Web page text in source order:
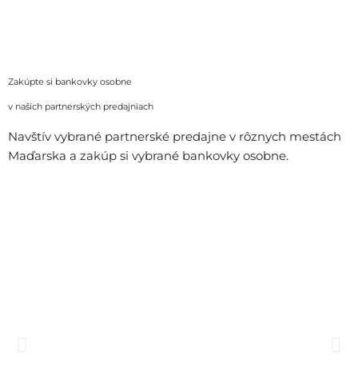
Zakúpte si bankovky osobne
v našich partnerských predajniach
Navštív vybrané partnerské predajne v rôznych mestách
Maďarska a zakúp si vybrané bankovky osobne.